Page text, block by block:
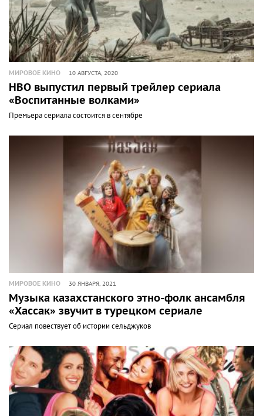
МИРОВОЕ КИНО 10 АВГУСТА, 2020
НВО выпустил первый трейлер сериала
«Воспитанные волками»
Премьера сериала состоится в сентябре
МИРОВОЕ КИНО 30 ЯНВАРЯ, 2021
Музыка казахстанского этно-фолк ансамбля
«Хассак» звучит в турецком сериале
Сериал повествует об истории сельджуков